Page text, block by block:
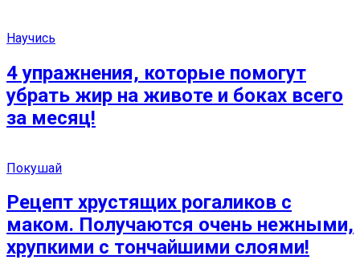
Научись
4 упражнения, которые помогут
убрать жир на животе и боках всего
за месяц!
Покушай
Рецепт хрустящих рогаликов с
маком. Получаются очень нежными,
хрупкими с тончайшими слоями!